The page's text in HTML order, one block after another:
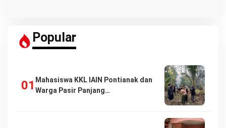
Popular
Mahasiswa KKL IAIN Pontianak dan
Warga Pasir Panjang…